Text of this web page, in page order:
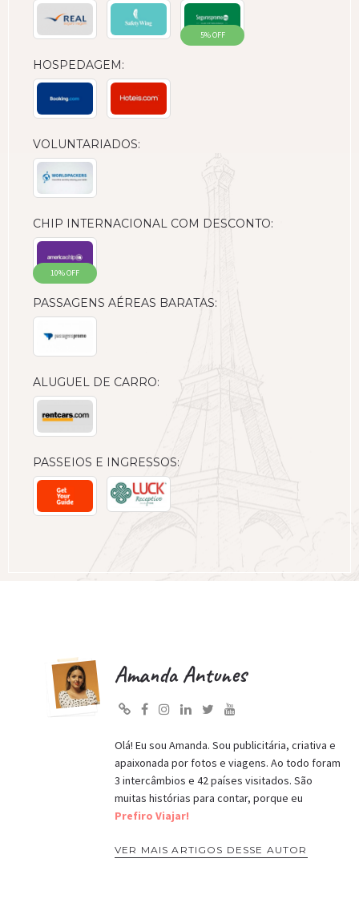
5% OFF
HOSPEDAGEM:
VOLUNTARIADOS:
CHIP INTERNACIONAL COM DESCONTO:
10% OFF
PASSAGENS AÉREAS BARATAS:
ALUGUEL DE CARRO:
PASSEIOS E INGRESSOS:
Amanda Antunes
Olá! Eu sou Amanda. Sou publicitária, criativa e
apaixonada por fotos e viagens. Ao todo foram
3 intercâmbios e 42 países visitados. São
muitas histórias para contar, porque eu
Prefiro Viajar!
VER MAIS ARTIGOS DESSE AUTOR